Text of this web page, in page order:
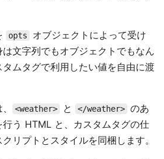
opts
オブジェクトによって受け
文字列でもオブジェクトでもなん
ムタグで利用したい値を自由に渡
<weather> と </weather> のあ
う HTML と、カスタムタグの仕
リプトとスタイルを同梱します。